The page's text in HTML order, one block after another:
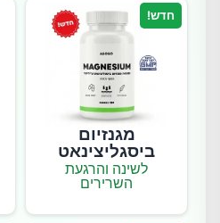
חדש!
מגנזיום
ביסגליצינאט
לשינה והרגעת
השרירים